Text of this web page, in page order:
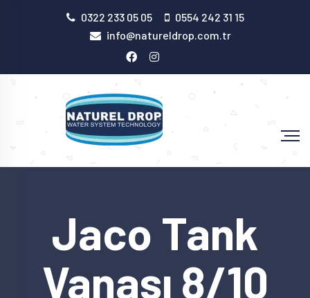
0322 233 05 05
0554 242 31 15
info@natureldrop.com.tr
Jaco Tank
Vanası 8/10